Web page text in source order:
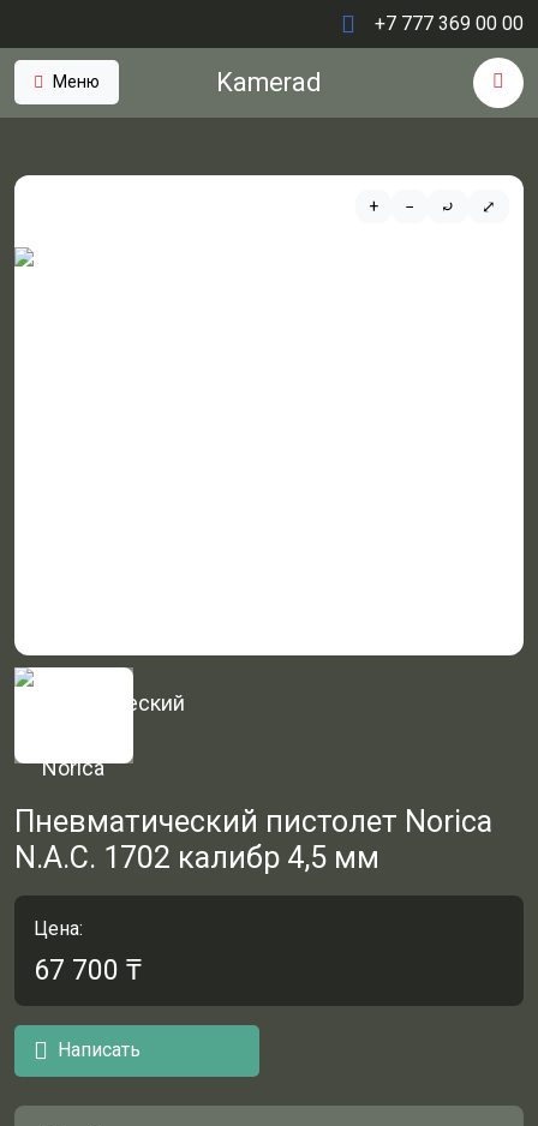
+7 777 369 00 00
Меню Kamerad
+ − ⤾ ⤢
Пневматический пистолет Norica
N.A.C. 1702 калибр 4,5 мм
Цена:
67 700 ₸
Написать